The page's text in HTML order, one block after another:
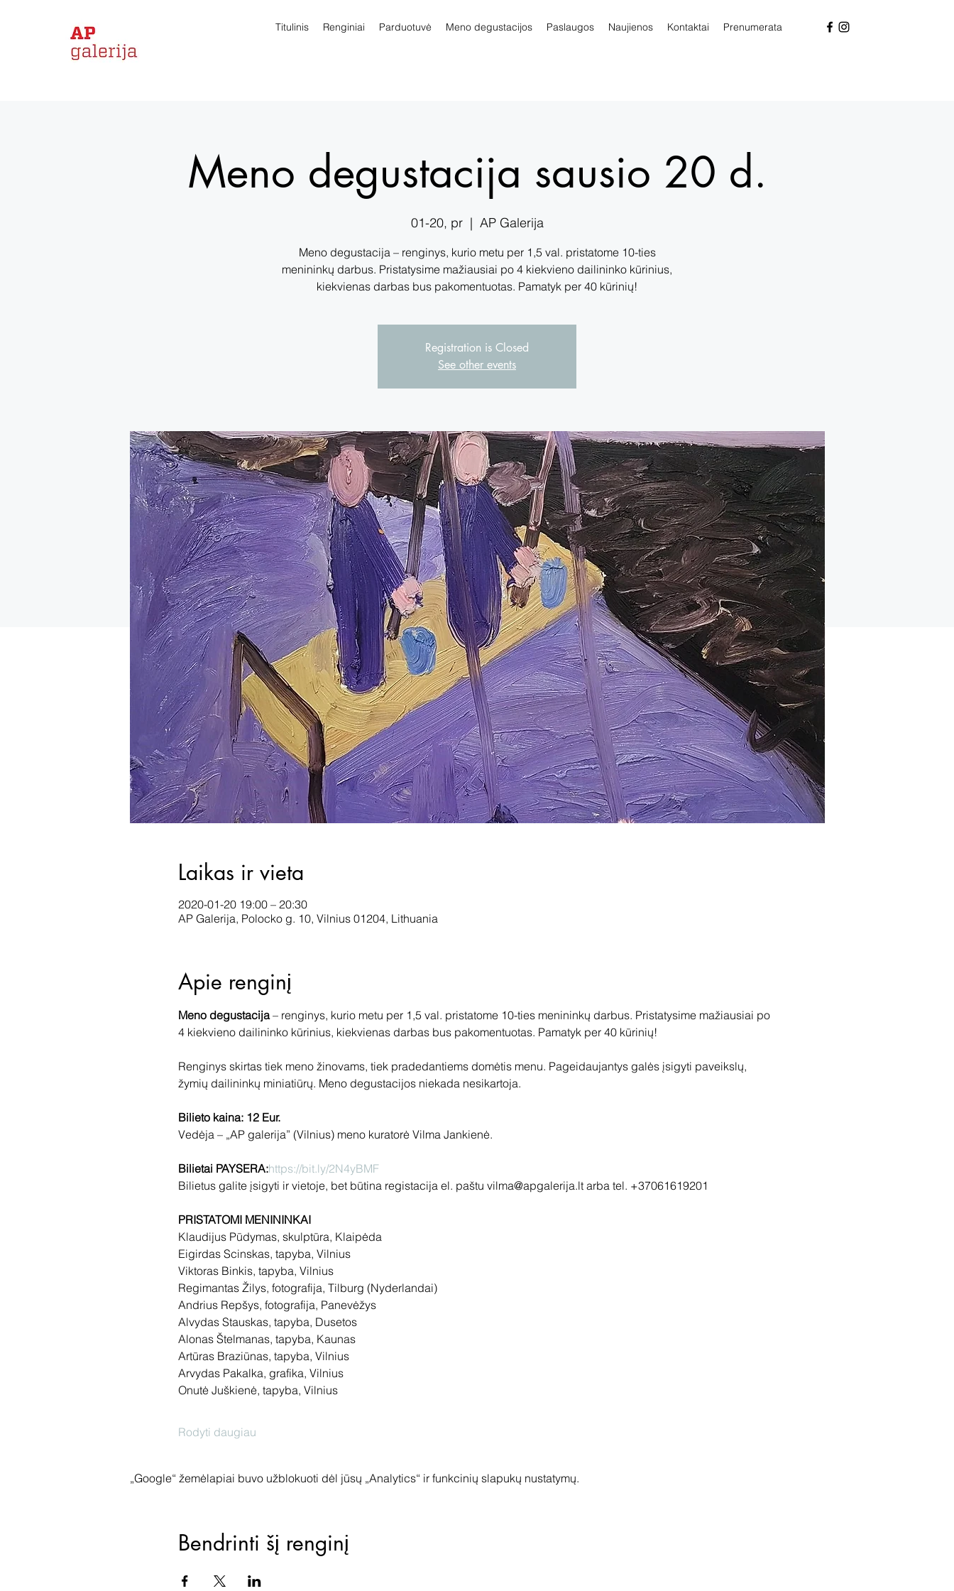
Titulinis Renginiai Parduotuvė Meno degustacijos Paslaugos Naujienos Kontaktai Prenumerata
Meno degustacija sausio 20 d.
01-20, pr
  |
AP Galerija
Meno degustacija – renginys, kurio metu per 1,5 val. pristatome 10-ties
menininkų darbus. Pristatysime mažiausiai po 4 kiekvieno dailininko kūrinius,
kiekvienas darbas bus pakomentuotas. Pamatyk per 40 kūrinių!
Registration is Closed
See other events
Laikas ir vieta
2020-01-20 19:00 – 20:30
AP Galerija, Polocko g. 10, Vilnius 01204, Lithuania
Apie renginį
Meno degustacija – renginys, kurio metu per 1,5 val. pristatome 10-ties menininkų darbus. Pristatysime mažiausiai po
Renginys skirtas tiek meno žinovams, tiek pradedantiems domėtis menu. Pageidaujantys galės įsigyti paveikslų,
Bilieto kaina: 12 Eur.
Bilietai PAYSERA:https://bit.ly/2N4yBMF
PRISTATOMI MENININKAI
Klaudijus Pūdymas, skulptūra, Klaipėda
Eigirdas Scinskas, tapyba, Vilnius
Viktoras Binkis, tapyba, Vilnius
Regimantas Žilys, fotografija, Tilburg (Nyderlandai)
Andrius Repšys, fotografija, Panevėžys
Alvydas Stauskas, tapyba, Dusetos
Alonas Štelmanas, tapyba, Kaunas
Artūras Braziūnas, tapyba, Vilnius
Arvydas Pakalka, grafika, Vilnius
Onutė Juškienė, tapyba, Vilnius
Rodyti daugiau
„Google“ žemėlapiai buvo užblokuoti dėl jūsų „Analytics“ ir funkcinių slapukų nustatymų.
Bendrinti šį renginį